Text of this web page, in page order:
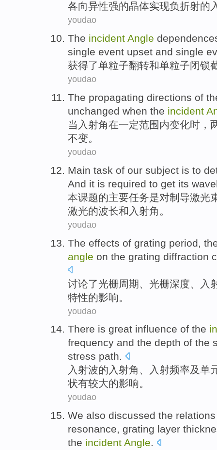
各向异性强的晶体实现负折射的
youdao
The incident Angle
single event upset and single
获得了单粒子翻转和单粒子闭锁
youdao
The propagating directions of
unchanged when the incident
当 入射角在一定范围内变化时，
不变。
youdao
Main task of our subject is to
And it is required to get its
本课题的主要任务是对制导激光
激光的波长和 入射角 。
youdao
The effects of grating period ,
angle on the grating diffraction
讨论了光栅周期 、光栅深度
入
特性的影响 。
youdao
There is great influence of the
frequency and the depth of the
stress path.
入射波的 入射角 、入射频率及单
状有较大的影响。
youdao
We also discussed the
resonance, grating layer
the incident Angle.